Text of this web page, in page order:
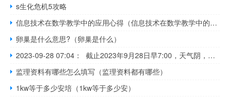
s生化危机5攻略
信息技术在数学教学中的应用心得（信息技术在数学教学中的应用）
卵巢是什么意思?（卵巢是什么）
2023-09-28 07:04： 截止2023年9月28日早7:00，天气阴，气温16/26℃，高速路况良好，通行正常。 ​​​
监理资料有哪些怎么填写（监理资料都有哪些）
1kw等于多少安培（1kw等于多少安）